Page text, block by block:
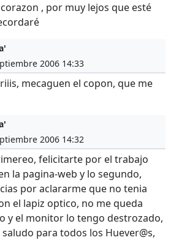
, por muy lejos que esté
2006 14:33
mecaguen el copon, que me
2006 14:32
felicitarte por el trabajo
la pagina-web y lo segundo,
por aclararme que no tenia
el lapiz optico, no me queda
y el monitor lo tengo destrozado,
para todos los Huever@s,